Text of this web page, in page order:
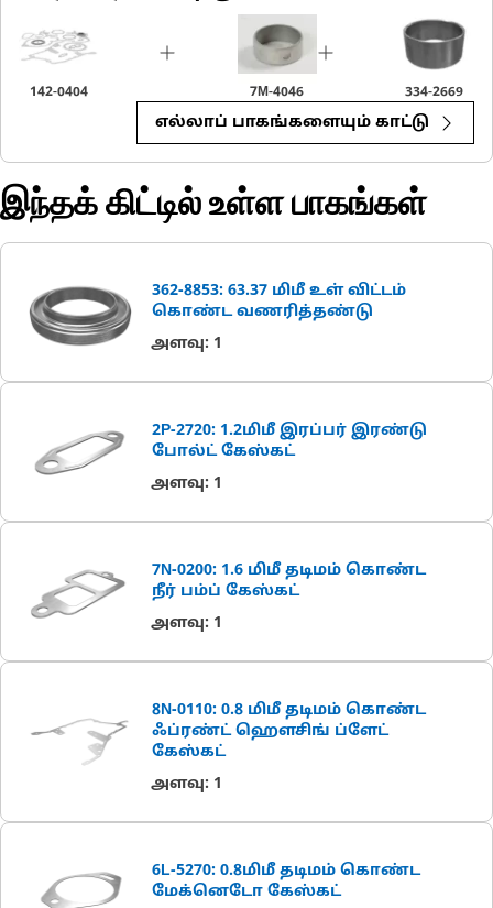
142-0404 7M-4046 334-2669
எல்லாப் பாகங்களையும் காட்டு
இந்தக் கிட்டில் உள்ள பாகங்கள்
362-8853: 63.37 மிமீ உள் விட்டம்
கொண்ட வணரித்தண்டு
அளவு: 1
2P-2720: 1.2மிமீ இரப்பர் இரண்டு
போல்ட் கேஸ்கட்
அளவு: 1
7N-0200: 1.6 மிமீ தடிமம் கொண்ட
நீர் பம்ப் கேஸ்கட்
அளவு: 1
8N-0110: 0.8 மிமீ தடிமம் கொண்ட
ஃப்ரண்ட் ஹௌசிங் ப்ளேட்
கேஸ்கட்
அளவு: 1
6L-5270: 0.8மிமீ தடிமம் கொண்ட
மேக்னெடோ கேஸ்கட்